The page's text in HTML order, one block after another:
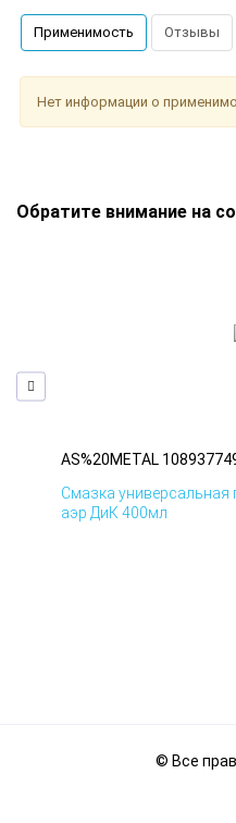
Применимость Отзывы
Нет информации о
Обратите внимание на
AS%20METAL
Смазка универсальная
аэр ДиК 400мл
© Все